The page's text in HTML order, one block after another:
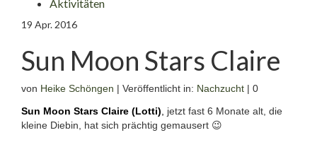
Aktivitäten
19 Apr. 2016
Sun Moon Stars Claire
von Heike Schöngen | Veröffentlicht in: Nachzucht | 0
Sun Moon Stars Claire (Lotti)
jetzt fast 6 Monate alt, die
kleine Diebin, hat sich prächtig gemausert 😉